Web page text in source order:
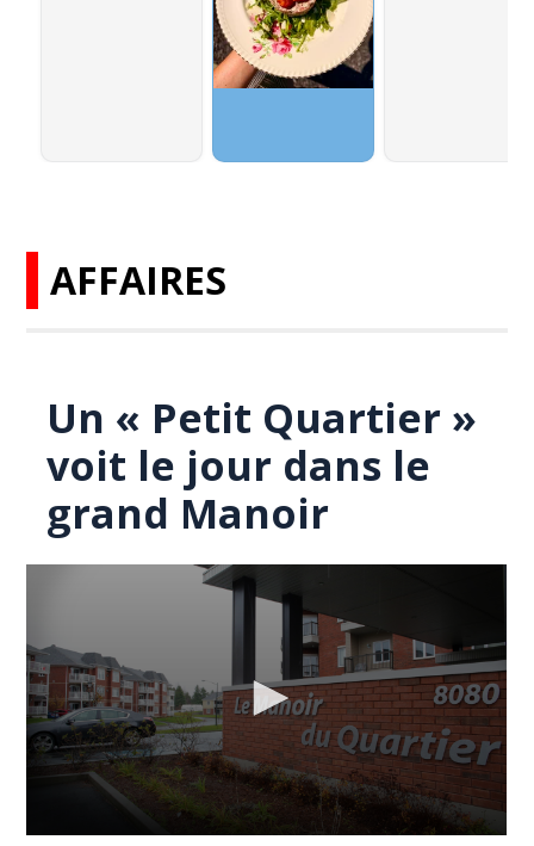
AFFAIRES
Un « Petit Quartier »
voit le jour dans le
grand Manoir